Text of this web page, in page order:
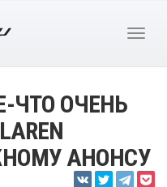
ЧТО ОЧЕНЬ
АНОНСУ